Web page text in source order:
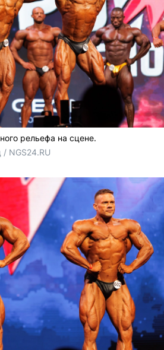
рельефа на сцене.
NGS24.RU